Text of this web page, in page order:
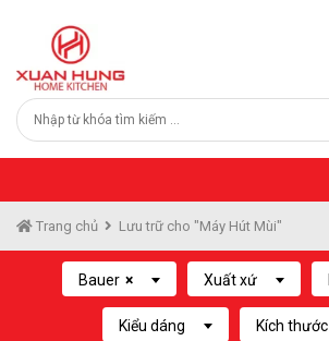
Trang chủ Lưu trữ cho "Máy Hút Mùi"
×
Bauer Xuất xứ
Kiểu dáng Kích thước